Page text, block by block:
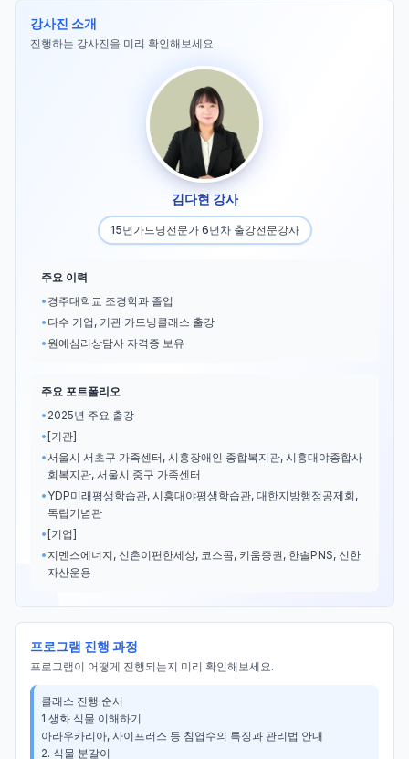
강사진 소개
진행하는 강사진을 미리 확인해보세요.
김다현 강사
15년가드닝전문가 6년차 출강전문강사
주요 이력
• 경주대학교 조경학과 졸업
• 다수 기업, 기관 가드닝클래스 출강
• 원예심리상담사 자격증 보유
주요 포트폴리오
• 2025년 주요 출강
• [기관]
•서울시 서초구 가족센터, 시흥장애인 종합복지관, 시흥대야종합사
회복지관, 서울시 중구 가족센터
• YDP미래평생학습관, 시흥대야평생학습관, 대한지방행정공제회,
독립기념관
• [기업]
• 지멘스에너지, 신촌이편한세상, 코스콤, 키움증권, 한솔PNS, 신한
자산운용
프로그램 진행 과정
프로그램이 어떻게 진행되는지 미리 확인해보세요.
클래스 진행 순서
1.생화 식물 이해하기
아라우카리아, 사이프러스 등 침엽수의 특징과 관리법 안내
2. 식물 분갈이